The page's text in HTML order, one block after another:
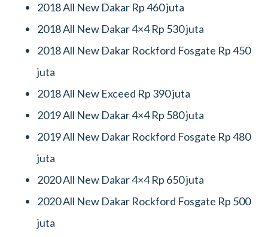
2018 All New Dakar Rp 460 juta
2018 All New Dakar 4×4 Rp 530 juta
2018 All New Dakar Rockford Fosgate Rp 450
juta
2018 All New Exceed Rp 390 juta
2019 All New Dakar 4×4 Rp 580 juta
2019 All New Dakar Rockford Fosgate Rp 480
juta
2020 All New Dakar 4×4 Rp 650 juta
2020 All New Dakar Rockford Fosgate Rp 500
juta